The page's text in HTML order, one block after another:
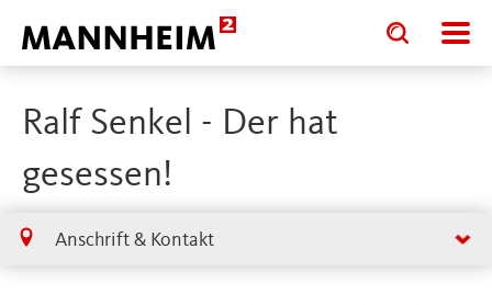
Toggle
search
input
Toggle
search
input
Ralf Senkel - Der hat
gesessen!
Anschrift & Kontakt